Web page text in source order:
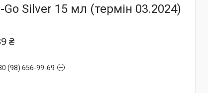
Go Silver 15 мл (термін 03.2024)
₴
(98) 656-99-69